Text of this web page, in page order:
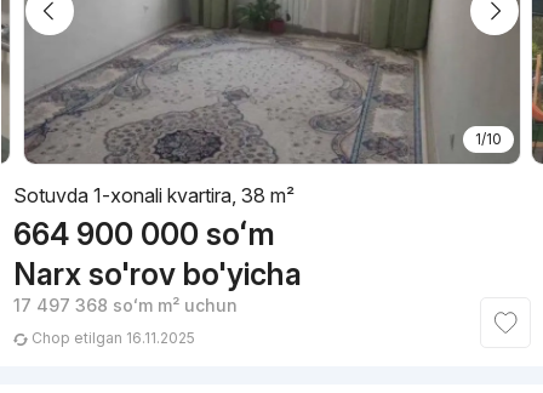
1/10
Sotuvda 1-xonali kvartira, 38 m²
664 900 000 soʻm
Narx so'rov bo'yicha
17 497 368 soʻmm² uchun
Chop etilgan 16.11.2025